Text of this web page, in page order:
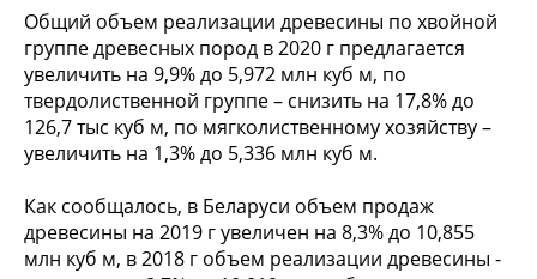
Общий объем реализации древесины по хвойной
группе древесных пород в 2020 г предлагается
увеличить на 9,9% до 5,972 млн куб м, по
твердолиственной группе – снизить на 17,8% до
126,7 тыс куб м, по мягколиственному хозяйству –
увеличить на 1,3% до 5,336 млн куб м.
Как сообщалось, в Беларуси объем продаж
древесины на 2019 г увеличен на 8,3% до 10,855
млн куб м, в 2018 г объем реализации древесины -